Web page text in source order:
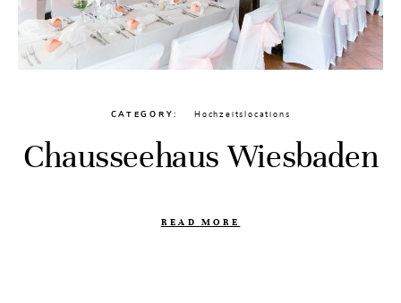
CATEGORY Hochzeitslocations
Chausseehaus Wiesbaden
READ MORE